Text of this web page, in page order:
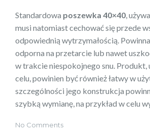
Standardowa poszewka 40×40 ,
musi natomiast cechować się przede
odpowiednią wytrzymałością.
odporna na przetarcie lub nawet
w trakcie niespokojnego snu. Produkt,
celu, powinien być również łatwy w
szczególności jego konstrukcja
szybką wymianę, na przykład w celu
No Comments